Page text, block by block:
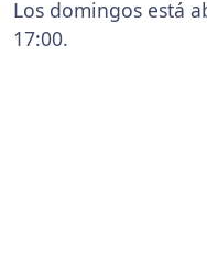
Los domingos está
17:00.